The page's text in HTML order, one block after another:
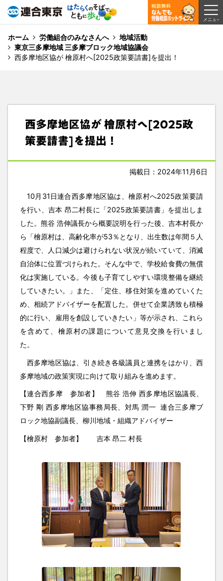
ホーム 労働組合のみなさんへ
地域活動
東京三多摩地域 三多摩ブロック地域協議会
西多摩地区協が 檜原村へ[2025政策要請書]を提出！
西多摩地区協が 檜原村へ[2025政
策要請書]を提出！
掲載日：2024年11月6日
10月31日連合西多摩地区協は、檜原村へ2025政策要請
を行い、吉本 昂二村長に「2025政策要請書」を提出しま
した。熊谷 浩伸議長から概要説明を行った後、吉本村長か
ら「檜原村は、高齢化率が53％となり、出生数は年間５人
程度で、人口減少は避けられない状況が続いていて、消滅
自治体に位置づけられた。そんな中で、学校給食費の無償
化は実施している。今後も子育てしやすい環境整備を継続
していきたい。」また、「定住、移住対策を進めていくた
め、相続アドバイザーを配置した。併せて企業誘致も積極
的に行い、雇用を創設していきたい」等が示され、これら
を含めて、檜原村の課題について意見交換を行いまし
た
西多摩地区協は、引き続き各級議員と連携をはかり、西
多摩地域の政策実現に向けて取り組みを進めます。
【連合西多摩 参加者】 熊谷 浩伸 西多摩地区協議長、
下野 剛 西多摩地区協事務局長、対馬 潤一 連合三多摩ブ
ロック地協副議長、柳川地域・組織アドバイザー
【檜原村 参加者】 吉本 昂二 村長